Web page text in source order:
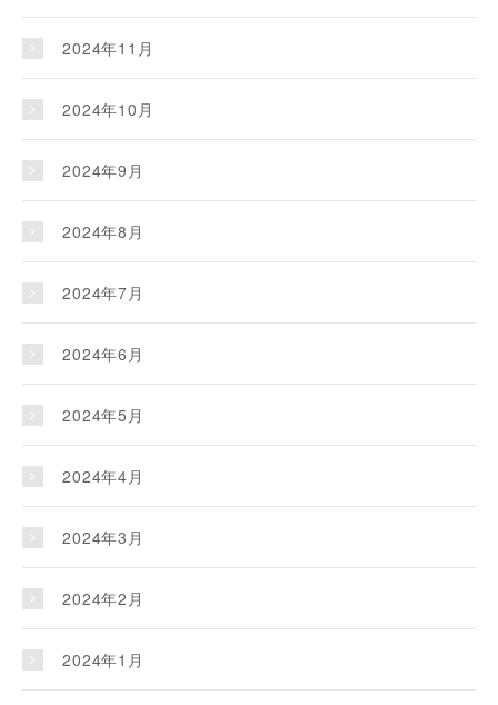
2024年11月
2024年10月
2024年9月
2024年8月
2024年7月
2024年6月
2024年5月
2024年4月
2024年3月
2024年2月
2024年1月